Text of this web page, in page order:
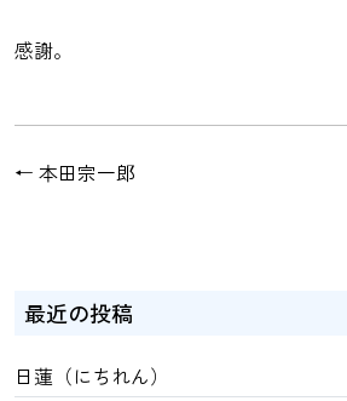
感謝。
← 本田宗一郎
最近の投稿
日蓮（にちれん）